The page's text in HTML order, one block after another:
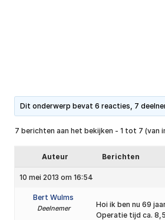
Dit onderwerp bevat 6 reacties, 7
7 berichten aan het bekijken - 1 tot 7 (van
Auteur Berichten
10 mei 2013 om 16:54
Bert Wulms
Deelnemer
Hoi ik ben nu 69
Operatie tijd ca.